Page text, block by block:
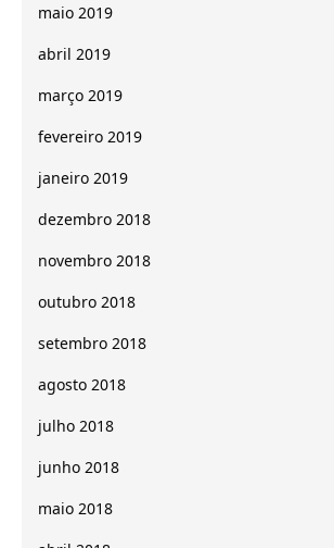
maio 2019
abril 2019
março 2019
fevereiro 2019
janeiro 2019
dezembro 2018
novembro 2018
outubro 2018
setembro 2018
agosto 2018
julho 2018
junho 2018
maio 2018